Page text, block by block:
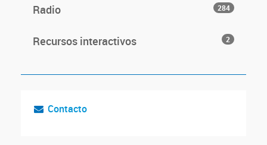
Radio 284
Recursos interactivos 2
Contacto